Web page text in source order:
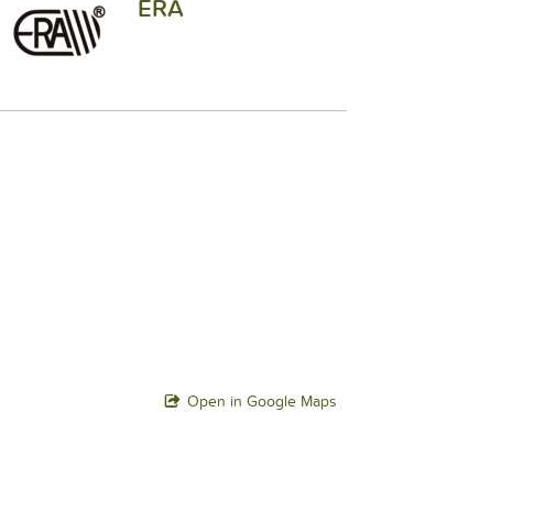
ERA
Open in Google Maps